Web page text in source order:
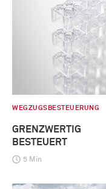
WEGZUGSBESTEUERUNG
GRENZWERTIG
BESTEUERT
5 Min